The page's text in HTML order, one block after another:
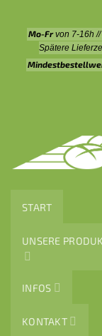
Inhalt
springen
Mo-Frvon 7-16h //
Spätere
START
UNSERE
INFOS
KONTAKT